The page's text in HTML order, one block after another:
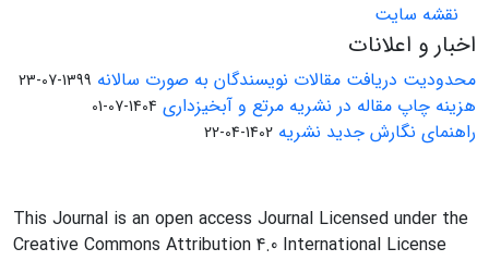
نقشه سایت
اخبار و اعلانات
محدودیت دریافت مقالات نویسندگان به صورت سالانه 1399-07-23
هزینه چاپ مقاله در نشریه مرتع و آبخیزداری 1404-07-01
راهنمای نگارش جدید نشریه 1402-04-22
This Journal is an open access Journal Licensed under the
Creative Commons Attribution 4.0 International License